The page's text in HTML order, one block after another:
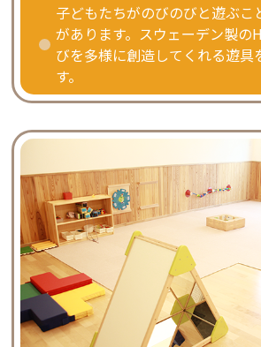
子どもたちがのびのびと遊ぶこ
があります。スウェーデン製の
びを多様に創造してくれる遊具
す。